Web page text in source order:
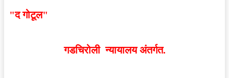
"द गोटूल"
गडचिरोली न्यायालय अंतर्गत.